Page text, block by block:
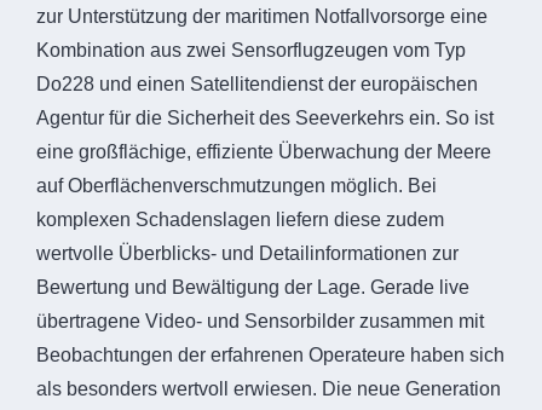
zur Unterstützung der maritimen Notfallvorsorge eine
Kombination aus zwei Sensorflugzeugen vom Typ
Do228 und einen Satellitendienst der europäischen
Agentur für die Sicherheit des Seeverkehrs ein. So ist
eine großflächige, effiziente Überwachung der Meere
auf Oberflächenverschmutzungen möglich. Bei
komplexen Schadenslagen liefern diese zudem
wertvolle Überblicks- und Detailinformationen zur
Bewertung und Bewältigung der Lage. Gerade live
übertragene Video- und Sensorbilder zusammen mit
Beobachtungen der erfahrenen Operateure haben sich
als besonders wertvoll erwiesen. Die neue Generation